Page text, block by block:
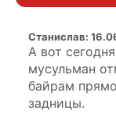
Станислав:
А вот
мусульман
байрам
задницы.